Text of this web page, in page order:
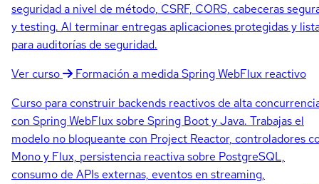
seguridad a nivel de método, CSRF, CORS, cabeceras
y testing. Al terminar entregas aplicaciones protegidas y
para auditorías de seguridad.
Ver curso
Formación a medidaSpring WebFlux reactivo
Curso para construir backends reactivos de alta
con Spring WebFlux sobre Spring Boot y Java. Trabajas el
modelo no bloqueante con Project Reactor, controladores
Mono y Flux, persistencia reactiva sobre PostgreSQL,
consumo de APIs externas, eventos en streaming,